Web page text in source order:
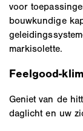
voor
bouwkundige
markisolette.
Feelgood-
Geniet van de
daglicht en uw